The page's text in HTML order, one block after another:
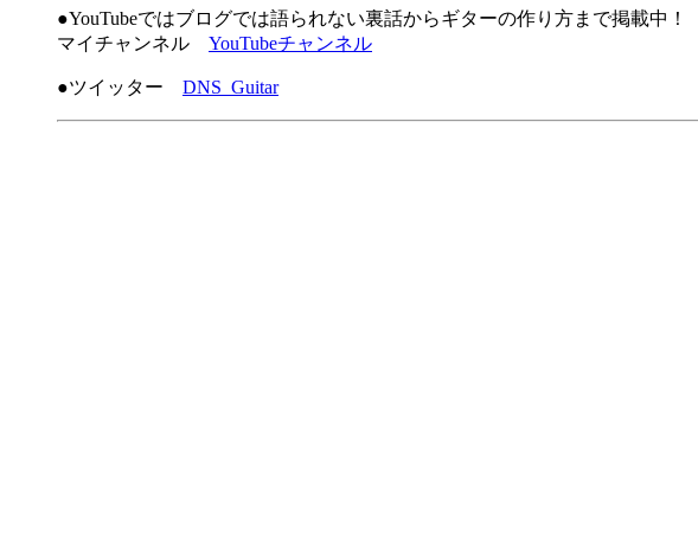
●YouTubeではブログでは語られない裏話からギターの作り方まで掲載中！
マイチャンネル YouTubeチャンネル
●ツイッター DNS_Guitar